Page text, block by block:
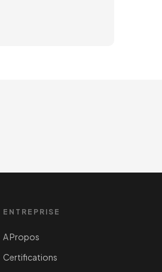
ENTREPRISE
A Propos
Certifications